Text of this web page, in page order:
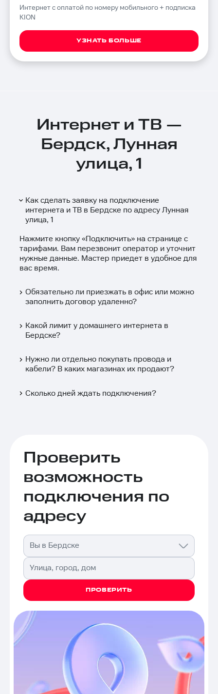
Интернет с оплатой по номеру мобильного + подписка
KION
УЗНАТЬ БОЛЬШЕ
Интернет и ТВ —
Бердск, Лунная
улица, 1
Как сделать заявку на подключение
интернета и ТВ в Бердске по адресу Лунная
улица, 1
Нажмите кнопку «Подключить» на странице с
тарифами. Вам перезвонит оператор и уточнит
нужные данные. Мастер приедет в удобное для
вас время.
Обязательно ли приезжать в офис или можно
заполнить договор удаленно?
Какой лимит у домашнего интернета в
Бердске?
Нужно ли отдельно покупать провода и
кабели? В каких магазинах их продают?
Сколько дней ждать подключения?
Проверить
возможность
подключения по
адресу
Вы в Бердске
Улица, город, дом
ПРОВЕРИТЬ